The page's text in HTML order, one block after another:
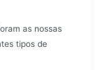
as nossas
tipos de